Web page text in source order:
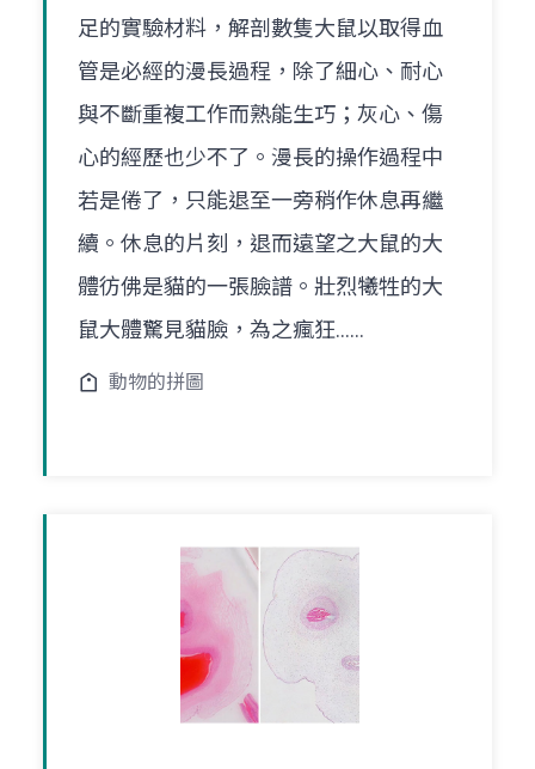
足的實驗材料，解剖數隻大鼠以取得血
管是必經的漫長過程，除了細心、耐心
與不斷重複工作而熟能生巧；灰心、傷
心的經歷也少不了。漫長的操作過程中
若是倦了，只能退至一旁稍作休息再繼
續。休息的片刻，退而遠望之大鼠的大
體彷佛是貓的一張臉譜。壯烈犧牲的大
鼠大體驚見貓臉，為之瘋狂……
動物的拼圖